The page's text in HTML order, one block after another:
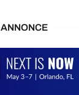
ANNONCE